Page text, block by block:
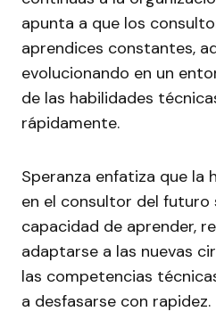
apunta a que los
aprendices constantes,
evolucionando en un
de las habilidades
rápidamente.
Speranza enfatiza que la
en el consultor del futuro
capacidad de aprender,
adaptarse a las nuevas
las competencias
a desfasarse con rapidez.